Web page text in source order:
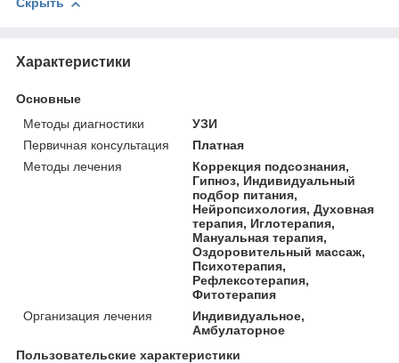
Скрыть
Характеристики
Основные
Методы диагностики
УЗИ
Первичная консультация
Платная
Методы лечения
Коррекция подсознания,
Гипноз, Индивидуальный
подбор питания,
Нейропсихология, Духовная
терапия, Иглотерапия,
Мануальная терапия,
Оздоровительный массаж,
Психотерапия,
Рефлексотерапия,
Фитотерапия
Организация лечения
Индивидуальное,
Амбулаторное
Пользовательские характеристики